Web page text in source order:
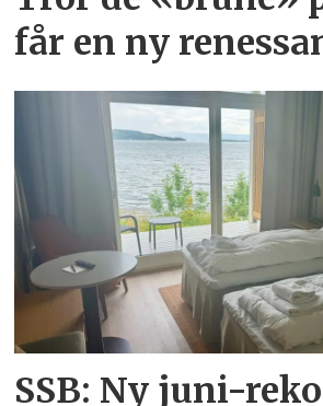
får en ny
SSB: Ny juni-